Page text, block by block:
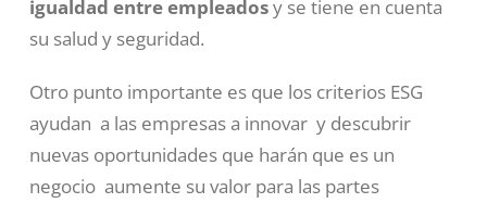
igualdad entre empleadosy se tiene en cuenta
su salud y seguridad.
Otro punto importante es que los criterios ESG
ayudan a las empresas a innovar y descubrir
nuevas oportunidades que harán que es un
negocio aumente su valor para las partes